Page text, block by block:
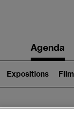
navigationAgenda
Expositions